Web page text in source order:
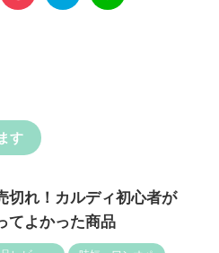
す
切れ！カルディ初心者が
てよかった商品